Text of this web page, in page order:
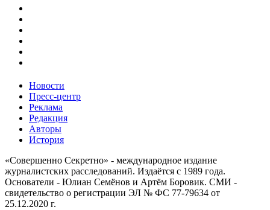
Новости
Пресс-центр
Реклама
Редакция
Авторы
История
«Совершенно Секретно» - международное издание
журналистских расследований. Издаётся с 1989 года.
Основатели - Юлиан Семёнов и Артём Боровик. CМИ -
свидетельство о регистрации ЭЛ № ФС 77-79634 от
25.12.2020 г.